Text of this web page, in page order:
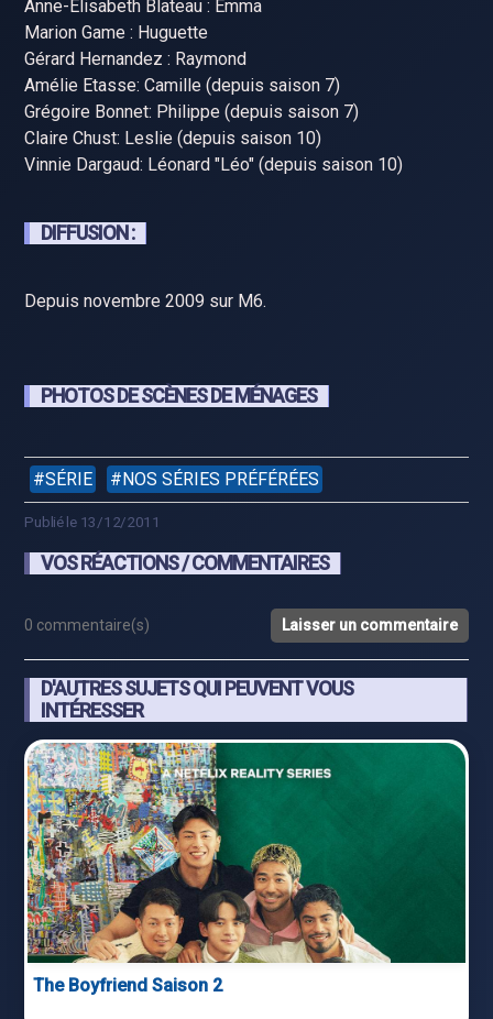
Anne-Élisabeth Blateau : Emma
Marion Game : Huguette
Gérard Hernandez : Raymond
Amélie Etasse: Camille (depuis saison 7)
Grégoire Bonnet: Philippe (depuis saison 7)
Claire Chust: Leslie (depuis saison 10)
Vinnie Dargaud: Léonard "Léo" (depuis saison 10)
DIFFUSION :
Depuis novembre 2009 sur M6.
PHOTOS DE SCÈNES DE MÉNAGES
SÉRIE NOS SÉRIES PRÉFÉRÉES
Publié le 13/12/2011
VOS RÉACTIONS / COMMENTAIRES
0 commentaire(s) Laisser un commentaire
D'AUTRES SUJETS QUI PEUVENT VOUS
INTÉRESSER
The Boyfriend Saison 2